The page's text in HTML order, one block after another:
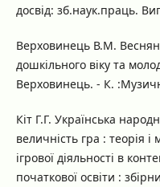
досвід: зб.наук.праць.
Верховинець В.М.
дошкільного віку та
Верховинець. - К.
Кіт Г.Г. Українська
величність гра : теорія і
ігрової діяльності в
початкової освіти :